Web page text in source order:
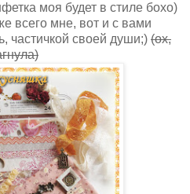
моя будет в стиле бохо)
всего мне, вот и с вами
частичкой своей души;) (ох,